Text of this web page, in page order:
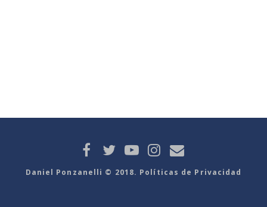
Daniel Ponzanelli © 2018. Políticas de Privacidad